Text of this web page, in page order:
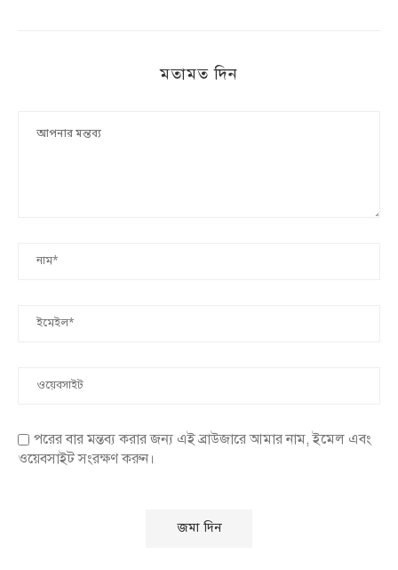
মতামত দিন
পরের বার মন্তব্য করার জন্য এই ব্রাউজারে আমার নাম, ইমেল এবং
ওয়েবসাইট সংরক্ষণ করুন।